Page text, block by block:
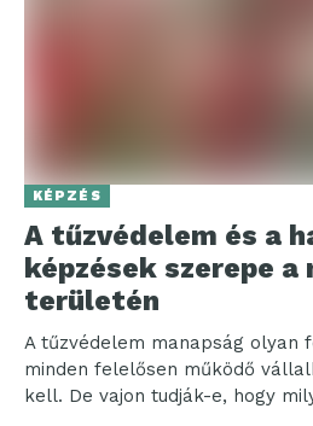
KÉPZÉS
A tűzvédelem és a
képzések szerepe a
területén
A tűzvédelem manapság olyan
minden felelősen működő
kell. De vajon tudják-e, hogy